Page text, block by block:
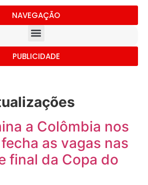
NAVEGAÇÃO
PUBLICIDADE
a Colômbia nos
as vagas nas
final da Copa do